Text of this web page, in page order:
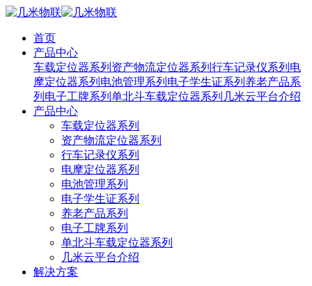
首页
产品中心
车载定位器系列 资产物流定位器系列 行车记录仪系列 电
摩定位器系列 电池管理系列 电子学生证系列 养老产品系
列 电子工牌系列 单北斗车载定位器系列 几米云平台介绍
产品中心
车载定位器系列
资产物流定位器系列
行车记录仪系列
电摩定位器系列
电池管理系列
电子学生证系列
养老产品系列
电子工牌系列
单北斗车载定位器系列
几米云平台介绍
解决方案